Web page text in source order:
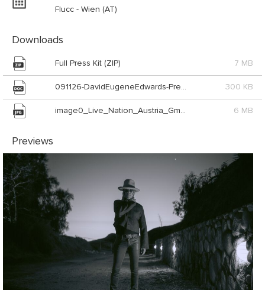
Flucc - Wien (AT)
Downloads
Full Press Kit (ZIP) 7 MB
091126-DavidEugeneEdwards-PressetextLiveNation_Live_Nation_Austria_GmbH (DOC) 300 KB
image0_Live_Nation_Austria_GmbH (JPG) 6 MB
Previews